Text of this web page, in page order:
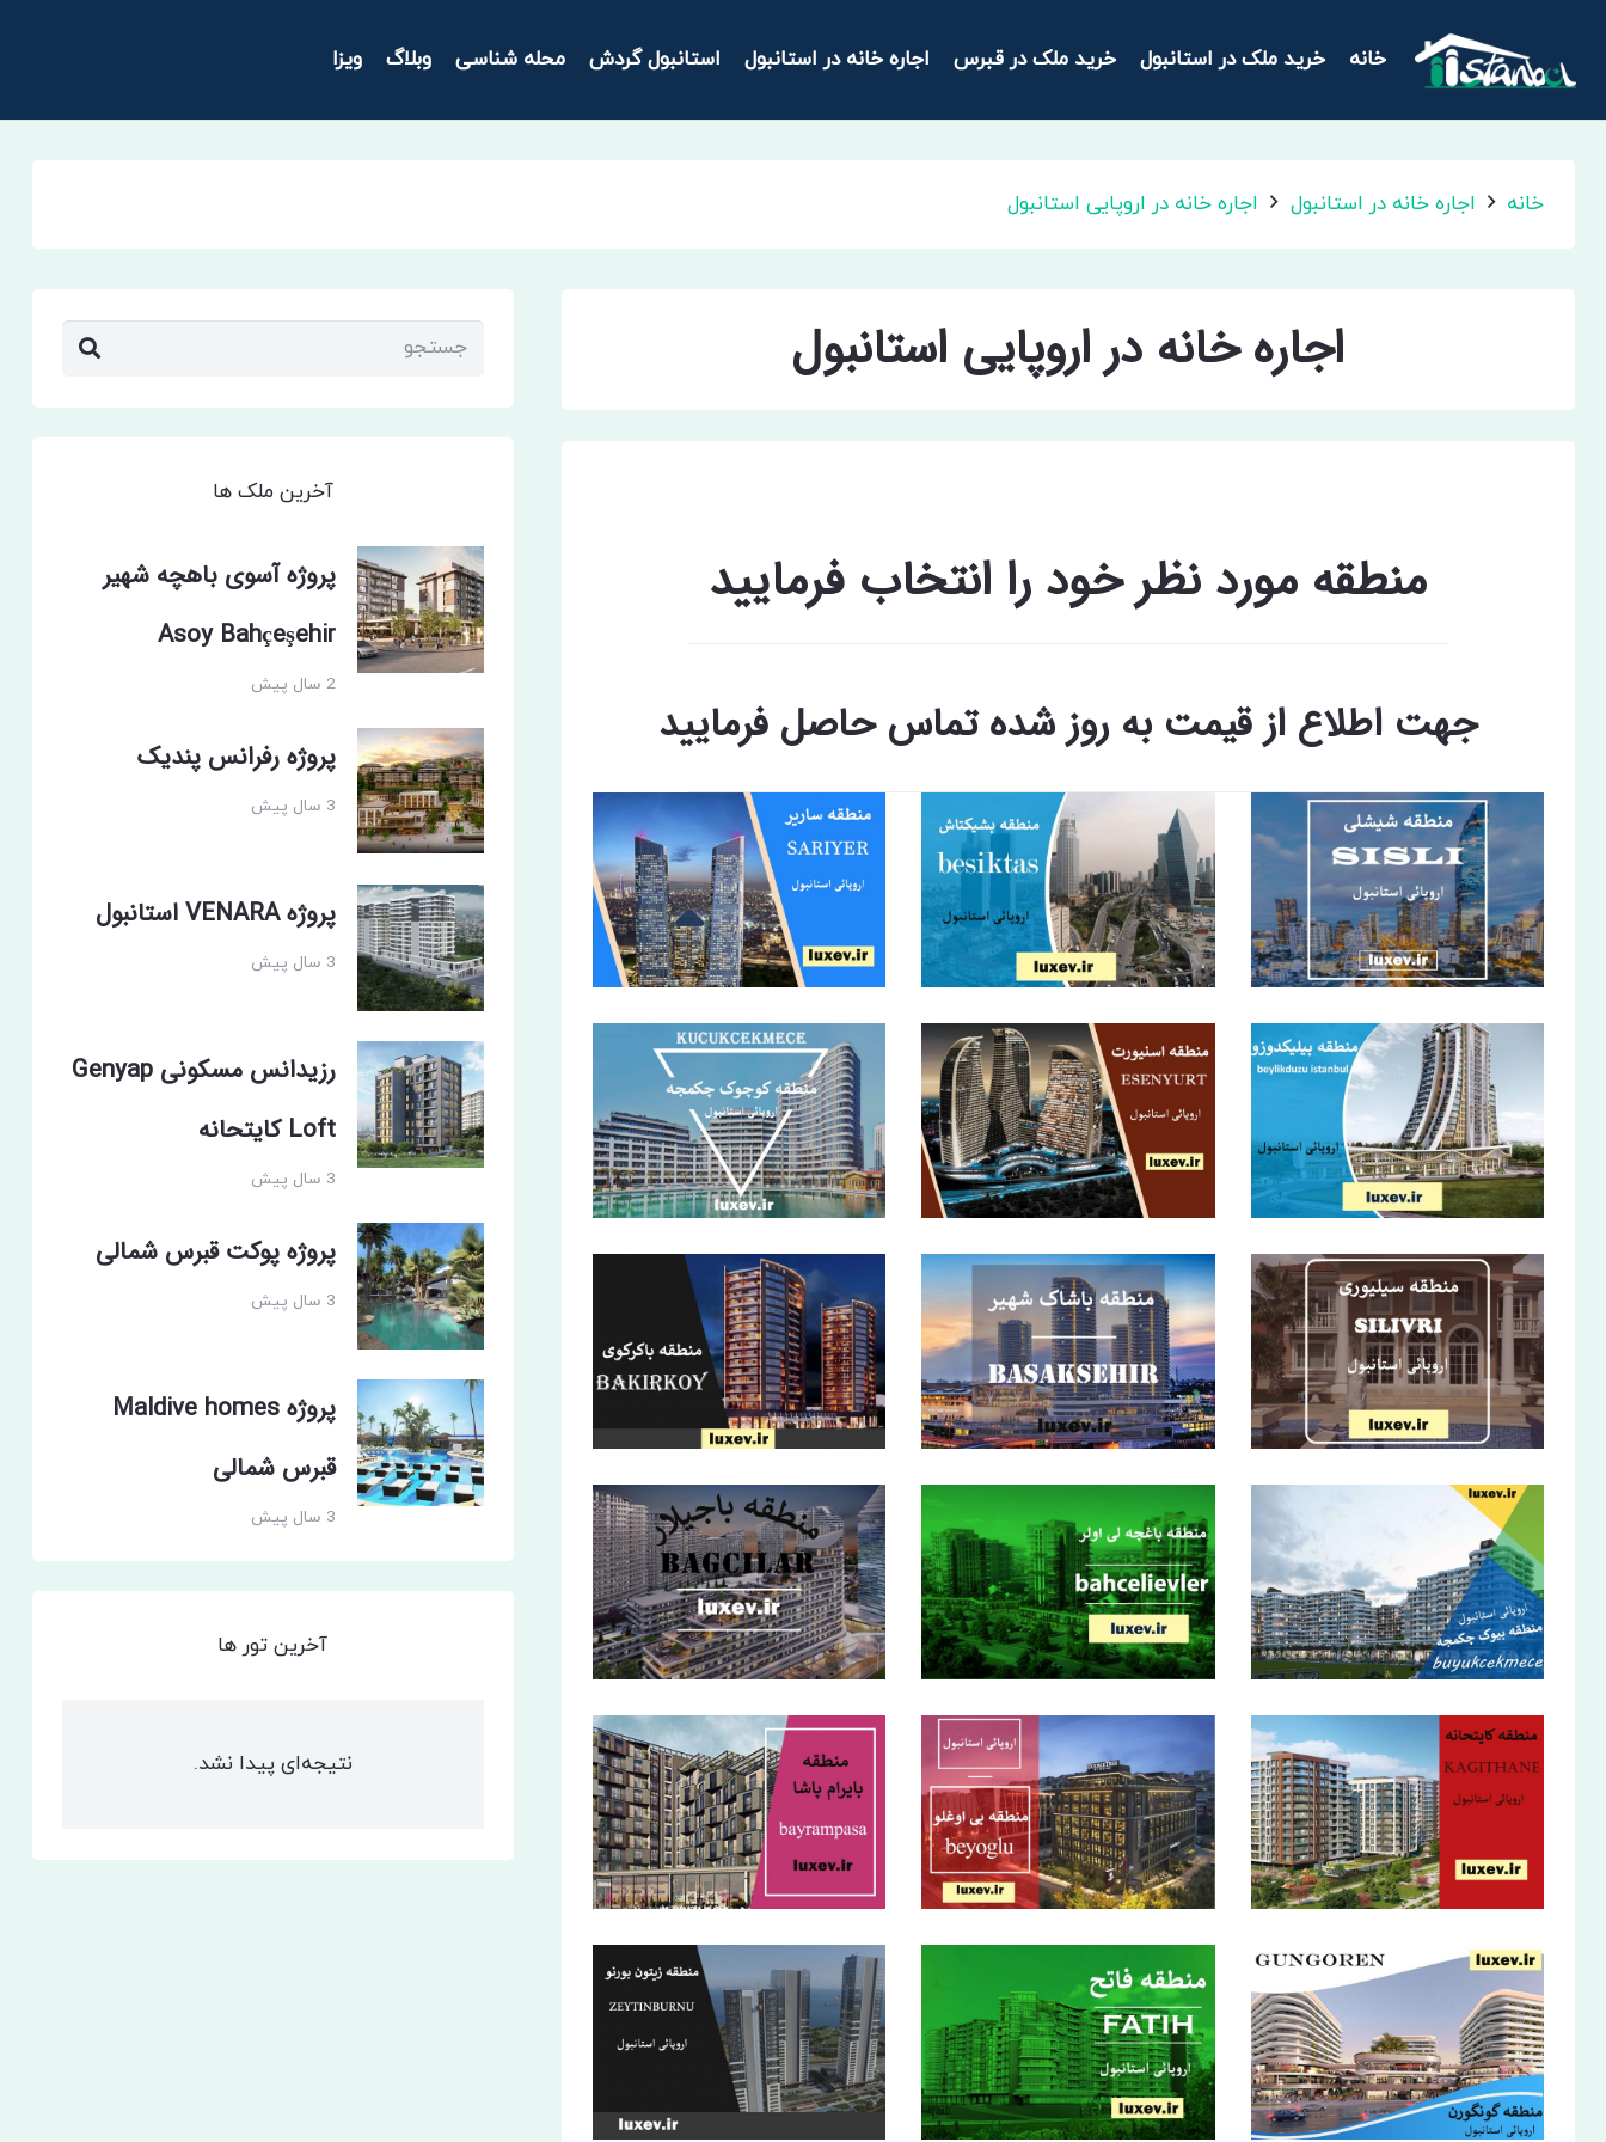
خانه خرید ملک در استانبول خرید ملک در قبرس اجاره خانه در استانبول استانبول گردش محله شناسی وبلاگ ویزا
خانه اجاره خانه در استانبول اجاره خانه در اروپایی استانبول
اجاره خانه در اروپایی استانبول
منطقه مورد نظر خود را انتخاب فرمایید
جهت اطلاع از قیمت به روز شده تماس حاصل فرمایید
آخرین ملک ها
پروژه آسوی باهچه شهیر
Asoy Bahçeşehir
2 سال پیش
پروژه رفرانس پندیک
3 سال پیش
پروژه VENARA استانبول
3 سال پیش
رزیدانس مسکونی Genyap
Loft کایتحانه
3 سال پیش
پروژه پوکت قبرس شمالی
3 سال پیش
پروژه Maldive homes
قبرس شمالی
3 سال پیش
آخرین تور ها
نتیجه‌ای پیدا نشد.